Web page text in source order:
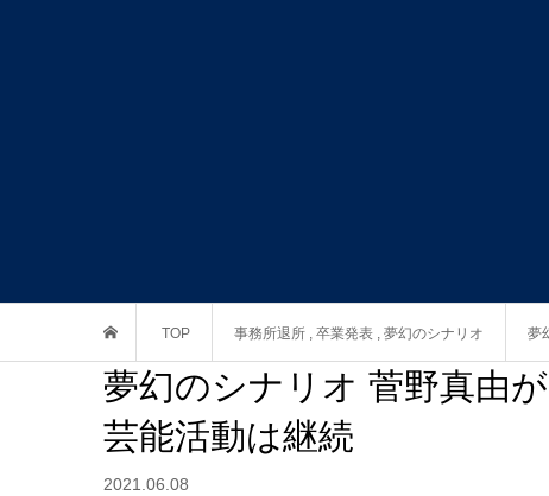
TOP 事務所退所 , 卒業発表 , 夢幻のシナリオ 夢
夢幻のシナリオ 菅野真由
芸能活動は継続
2021.06.08